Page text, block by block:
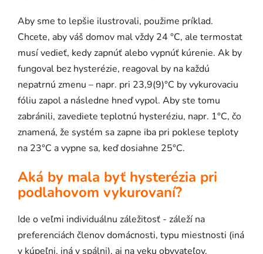
Aby sme to lepšie ilustrovali, použime príklad.
Chcete, aby váš domov mal vždy 24 °C, ale termostat
musí vedieť, kedy zapnúť alebo vypnúť kúrenie. Ak by
fungoval bez hysterézie, reagoval by na každú
nepatrnú zmenu – napr. pri 23,9(9)°C by vykurovaciu
fóliu zapol a následne hneď vypol. Aby ste tomu
zabránili, zavediete teplotnú hysteréziu, napr. 1°C, čo
znamená, že systém sa zapne iba pri poklese teploty
na 23°C a vypne sa, keď dosiahne 25°C.
Aká by mala byť hysterézia pri
podlahovom vykurovaní?
Ide o veľmi individuálnu záležitosť - záleží na
preferenciách členov domácnosti, typu miestnosti (iná
v kúpeľni, iná v spálni), aj na veku obyvateľov.